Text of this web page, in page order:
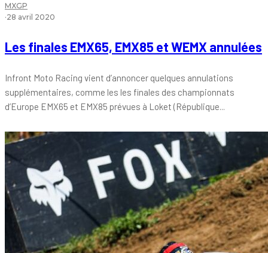
MXGP
·28 avril 2020
Les finales EMX65, EMX85 et WEMX annulées
Infront Moto Racing vient d’annoncer quelques annulations
supplémentaires, comme les les finales des championnats
d’Europe EMX65 et EMX85 prévues à Loket (République...